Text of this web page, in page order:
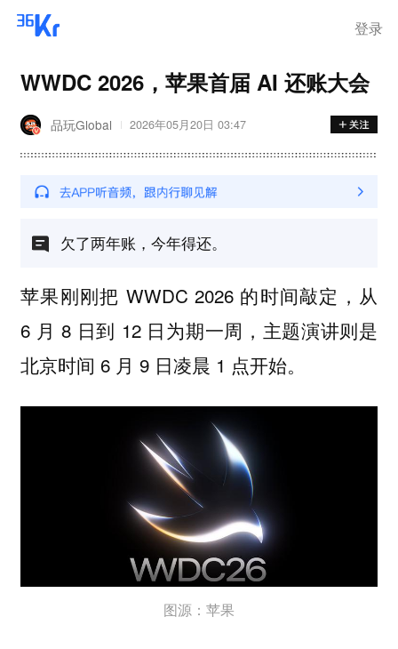
登录
WWDC 2026，苹果首届 AI 还账大会
品玩Global 2026年05月20日 03:47
欠了两年账，今年得还。
苹果刚刚把 WWDC 2026 的时间敲定，从
6 月 8 日到 12 日为期一周，主题演讲则是
北京时间 6 月 9 日凌晨 1 点开始。
图源：苹果